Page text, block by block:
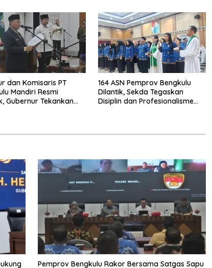
dan Komisaris PT
Mandiri Resmi
Gubernur Tekankan
164 ASN Pemprov Bengkulu
Dilantik, Sekda Tegaskan
Disiplin dan Profesionalisme
Pemprov Bengkulu Rakor Bersama Satgas Sapu